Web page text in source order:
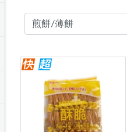
泡麵 / 麵條
糖果/巧克力
特色茶品
口腔清潔
開架/身體保養
傢飾/收納/衛浴
居家清潔
成人/嬰兒紙尿褲
生活家電
休閒/運動
主題專區